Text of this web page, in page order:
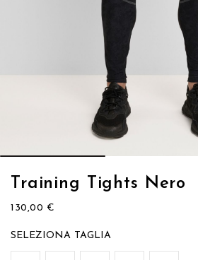
Training Tights Nero
130,00 €
TAGLIA
Vai
della
immagini